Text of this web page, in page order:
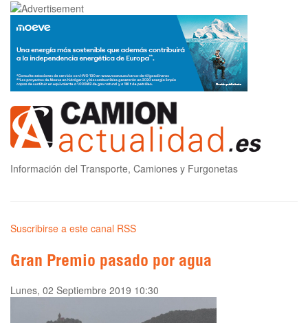
Información del Transporte, Camiones y Furgonetas
Suscribirse a este canal RSS
Gran Premio pasado por agua
Lunes, 02 Septiembre 2019 10:30